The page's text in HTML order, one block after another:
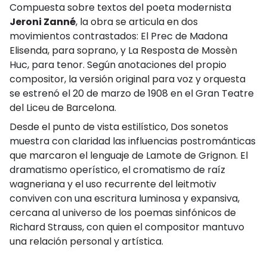
Compuesta sobre textos del poeta modernista
Jeroni Zanné, la obra se articula en dos
movimientos contrastados: El Prec de Madona
Elisenda, para soprano, y La Resposta de Mossèn
Huc, para tenor. Según anotaciones del propio
compositor, la versión original para voz y orquesta
se estrenó el 20 de marzo de 1908 en el Gran Teatre
del Liceu de Barcelona.
Desde el punto de vista estilístico, Dos sonetos
muestra con claridad las influencias postrománticas
que marcaron el lenguaje de Lamote de Grignon. El
dramatismo operístico, el cromatismo de raíz
wagneriana y el uso recurrente del leitmotiv
conviven con una escritura luminosa y expansiva,
cercana al universo de los poemas sinfónicos de
Richard Strauss, con quien el compositor mantuvo
una relación personal y artística.